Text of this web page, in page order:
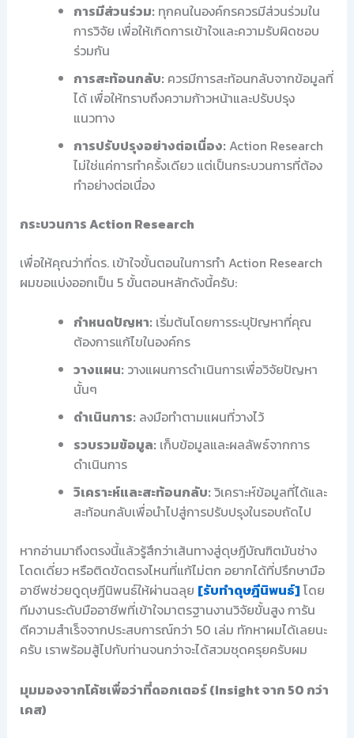
การมีส่วนร่วม: ทุกคนในองค์กรควรมีส่วนร่วมใน
การวิจัย เพื่อให้เกิดการเข้าใจและความรับผิดชอบ
ร่วมกัน
การสะท้อนกลับ: ควรมีการสะท้อนกลับจากข้อมูลที่
ได้ เพื่อให้ทราบถึงความก้าวหน้าและปรับปรุง
แนวทาง
การปรับปรุงอย่างต่อเนื่อง: Action Research
ไม่ใช่แค่การทำครั้งเดียว แต่เป็นกระบวนการที่ต้อง
ทำอย่างต่อเนื่อง
กระบวนการ Action Research
เพื่อให้คุณว่าที่ดร. เข้าใจขั้นตอนในการทำ Action Research
ผมขอแบ่งออกเป็น 5 ขั้นตอนหลักดังนี้ครับ:
กำหนดปัญหา: เริ่มต้นโดยการระบุปัญหาที่คุณ
ต้องการแก้ไขในองค์กร
วางแผน: วางแผนการดำเนินการเพื่อวิจัยปัญหา
นั้นๆ
ดำเนินการ: ลงมือทำตามแผนที่วางไว้
รวบรวมข้อมูล: เก็บข้อมูลและผลลัพธ์จากการ
ดำเนินการ
วิเคราะห์และสะท้อนกลับ: วิเคราะห์ข้อมูลที่ได้และ
สะท้อนกลับเพื่อนำไปสู่การปรับปรุงในรอบถัดไป
หากอ่านมาถึงตรงนี้แล้วรู้สึกว่าเส้นทางสู่ดุษฎีบัณฑิตมันช่าง
โดดเดี่ยว หรือติดขัดตรงไหนที่แก้ไม่ตก อยากได้ที่ปรึกษามือ
อาชีพช่วยดูดุษฎีนิพนธ์ให้ผ่านฉลุย [รับทำดุษฎีนิพนธ์] โดย
ทีมงานระดับมืออาชีพที่เข้าใจมาตรฐานงานวิจัยขั้นสูง การัน
ตีความสำเร็จจากประสบการณ์กว่า 50 เล่ม ทักหาผมได้เลยนะ
ครับ เราพร้อมสู้ไปกับท่านจนกว่าจะได้สวมชุดครุยครับผม
มุมมองจากโค้ชเพื่อว่าที่ดอกเตอร์ (Insight จาก 50 กว่า
เคส)